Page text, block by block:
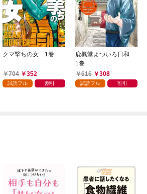
クマ撃ちの女 1巻
704 352
試読フル 割引
鹿楓堂よついろ日和
1巻
616
308
試読フル 割引